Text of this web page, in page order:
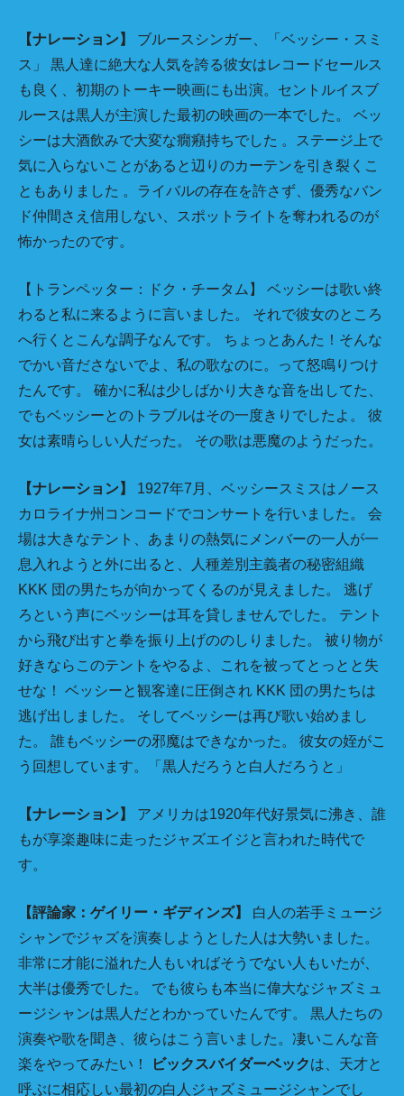
【ナレーション】
ブルースシンガー、「ベッシー・スミ
ス」 黒人達に絶大な人気を誇る彼女はレコードセールス
も良く、初期のトーキー映画にも出演。セントルイスブ
ルースは黒人が主演した最初の映画の一本でした。 ベッ
シーは大酒飲みで大変な癇癪持ちでした 。ステージ上で
気に入らないことがあると辺りのカーテンを引き裂くこ
ともありました 。ライバルの存在を許さず、優秀なバン
ド仲間さえ信用しない、スポットライトを奪われるのが
怖かったのです。
【トランペッター：ドク・チータム】 ベッシーは歌い終
わると私に来るように言いました。 それで彼女のところ
へ行くとこんな調子なんです。 ちょっとあんた！そんな
でかい音ださないでよ、私の歌なのに。って怒鳴りつけ
たんです。 確かに私は少しばかり大きな音を出してた、
でもベッシーとのトラブルはその一度きりでしたよ。 彼
女は素晴らしい人だった。 その歌は悪魔のようだった。
【ナレーション】
1927年7月、ベッシースミスはノース
カロライナ州コンコードでコンサートを行いました。 会
場は大きなテント、あまりの熱気にメンバーの一人が一
息入れようと外に出ると、人種差別主義者の秘密組織
KKK 団の男たちが向かってくるのが見えました。 逃げ
ろという声にベッシーは耳を貸しませんでした。 テント
から飛び出すと拳を振り上げののしりました。 被り物が
好きならこのテントをやるよ、これを被ってとっとと失
せな！ ベッシーと観客達に圧倒され KKK 団の男たちは
逃げ出しました。 そしてベッシーは再び歌い始めまし
た。 誰もベッシーの邪魔はできなかった。 彼女の姪がこ
う回想しています。「黒人だろうと白人だろうと」
【ナレーション】
アメリカは1920年代好景気に沸き、誰
もが享楽趣味に走ったジャズエイジと言われた時代で
す。
【評論家：ゲイリー・ギディンズ】
白人の若手ミュージ
シャンでジャズを演奏しようとした人は大勢いました。
非常に才能に溢れた人もいればそうでない人もいたが、
大半は優秀でした。 でも彼らも本当に偉大なジャズミュ
ージシャンは黒人だとわかっていたんです。 黒人たちの
演奏や歌を聞き、彼らはこう言いました。凄いこんな音
楽をやってみたい！
ビックスバイダーベックは、天才と
呼ぶに相応しい最初の白人ジャズミュージシャンでし